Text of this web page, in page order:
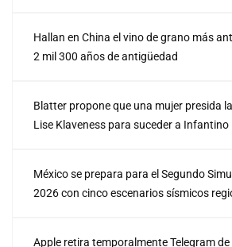
Hallan en China el vino de grano más
2 mil 300 años de antigüedad
Blatter propone que una mujer presida
Lise Klaveness para suceder a Infantino
México se prepara para el Segundo
2026 con cinco escenarios sísmicos
Apple retira temporalmente Telegram